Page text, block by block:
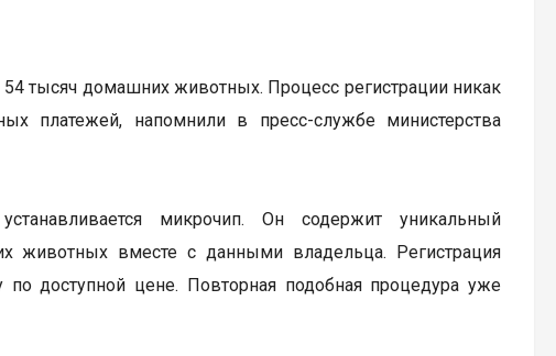
тысяч домашних животных. Процесс регистрации никак
платежей, напомнили в пресс-службе министерства
микрочип. Он содержит уникальный
животных вместе с данными владельца. Регистрация
по доступной цене. Повторная подобная процедура уже